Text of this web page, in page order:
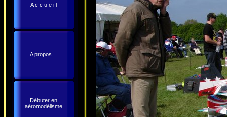
A c c u e i l
A propos ...
Débuter en
aéromodélisme